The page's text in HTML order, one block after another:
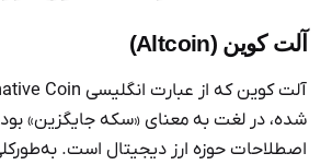
آلت کوین (Altcoin)
شده، در لغت به معنای «سکه جایگزین» بوده
اصطلاحات حوزه ارز دیجیتال است.